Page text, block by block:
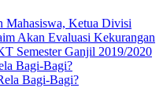
Mahasiswa, Ketua Divisi
Akan Evaluasi Kekurangan
Semester Ganjil 2019/2020
Bagi-Bagi?
Bagi-Bagi?